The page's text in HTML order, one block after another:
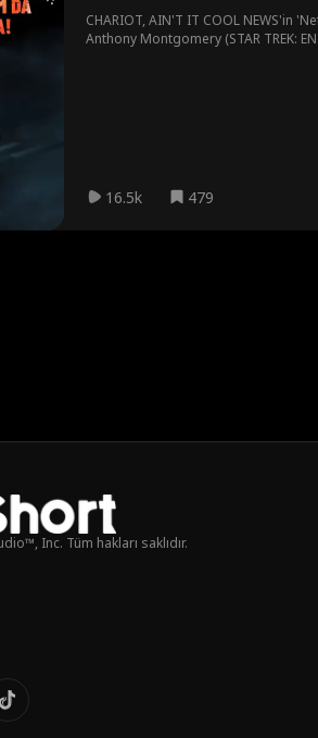
CHARIOT, AIN'T IT COOL NEWS'in
Anthony Montgomery (STAR TREK:
16.5k 479
Inc. Tüm hakları saklıdır.